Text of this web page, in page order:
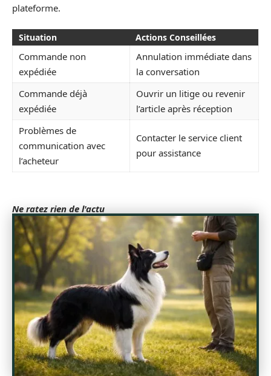
plateforme.
Situation Actions Conseillées
Commande non
expédiée
Annulation immédiate dans
la conversation
Commande déjà
expédiée
Ouvrir un litige ou revenir
l’article après réception
Problèmes de
communication avec
l’acheteur
Contacter le service client
pour assistance
Ne ratez rien de l'actu